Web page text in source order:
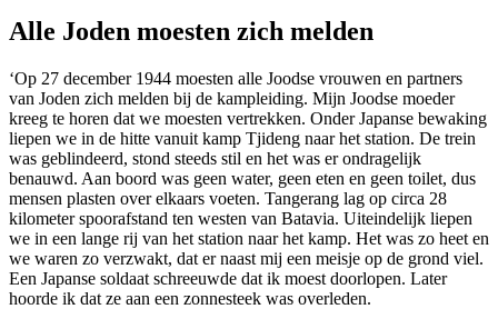
Alle Joden moesten zich melden
‘Op 27 december 1944 moesten alle Joodse vrouwen en partners
van Joden zich melden bij de kampleiding. Mijn Joodse moeder
kreeg te horen dat we moesten vertrekken. Onder Japanse bewaking
liepen we in de hitte vanuit kamp Tjideng naar het station. De trein
was geblindeerd, stond steeds stil en het was er ondragelijk
benauwd. Aan boord was geen water, geen eten en geen toilet, dus
mensen plasten over elkaars voeten. Tangerang lag op circa 28
kilometer spoorafstand ten westen van Batavia. Uiteindelijk liepen
we in een lange rij van het station naar het kamp. Het was zo heet en
we waren zo verzwakt, dat er naast mij een meisje op de grond viel.
Een Japanse soldaat schreeuwde dat ik moest doorlopen. Later
hoorde ik dat ze aan een zonnesteek was overleden.